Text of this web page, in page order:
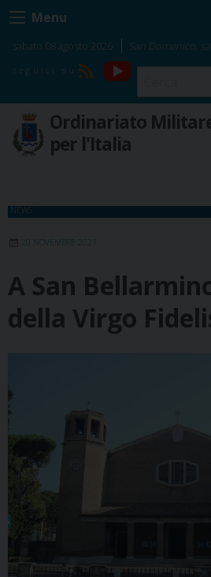
Skip
to
content
Menu
sabato 08 agosto 2026 San Domenico,
RSS
YouTube
Ordinariato
per l'Italia
NEWS
20 NOVEMBRE 2021
A San
della Virgo